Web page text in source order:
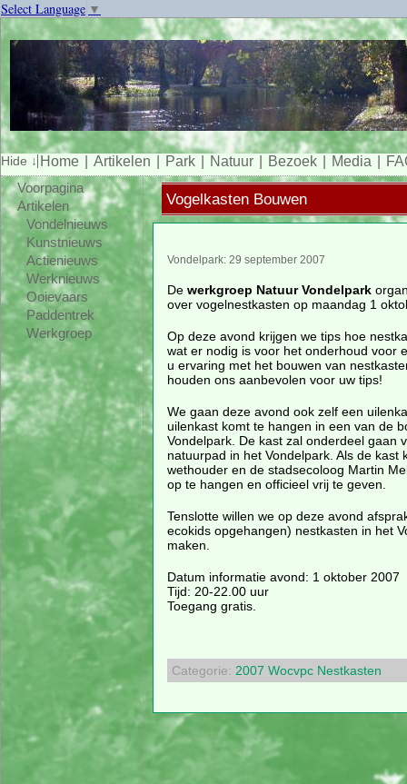
Select Language ▼
Home Artikelen Park Natuur Bezoek Media
Voorpagina
Artikelen
Vondelnieuws
Kunstnieuws
Actienieuws
Werknieuws
Ooievaars
Paddentrek
Werkgroep
Vogelkasten Bouwen
Vondelpark: 29 september 2007
De werkgroep Natuur Vondelpark
over vogelnestkasten op maandag 1
Op deze avond krijgen we tips hoe
wat er nodig is voor het onderhoud voor
u ervaring met het bouwen van
houden ons aanbevolen voor uw tips!
We gaan deze avond ook zelf een
uilenkast komt te hangen in een van de
Vondelpark. De kast zal onderdeel gaan
natuurpad in het Vondelpark. Als de kast
wethouder en de stadsecoloog Martin
op te hangen en officieel vrij te geven.
Tenslotte willen we op deze avond
ecokids opgehangen) nestkasten in het
maken.
Datum informatie avond: 1 oktober 2007
Tijd: 20-22.00 uur
Toegang gratis.
Categorie: 2007 Wocvpc Nestkasten